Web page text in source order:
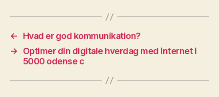
←
Hvad er god kommunikation?
→
Optimer din digitale hverdag med internet i
5000 odense c